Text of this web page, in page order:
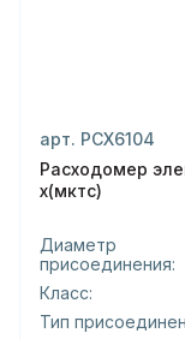
арт. РСХ6104
Расходомер
х(мктс)
Диаметр
присоединения:
Класс:
Тип